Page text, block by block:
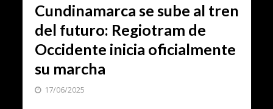
Cundinamarca se sube al tren
del futuro: Regiotram de
Occidente inicia oficialmente
su marcha
17/06/2025